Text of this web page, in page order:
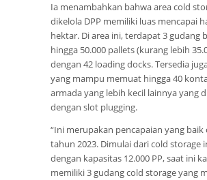
Ia menambahkan bahwa area cold
dikelola DPP memiliki luas mencapai
hektar. Di area ini, terdapat 3 gudang
hingga 50.000 pallets (kurang lebih
dengan 42 loading docks. Tersedia
yang mampu memuat hingga 40
armada yang lebih kecil lainnya yang
dengan slot plugging.
“Ini merupakan pencapaian yang baik
tahun 2023. Dimulai dari cold storage
dengan kapasitas 12.000 PP, saat ini
memiliki 3 gudang cold storage yang